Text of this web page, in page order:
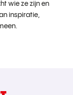
wie ze zijn en
inspiratie,